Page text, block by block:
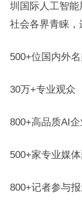
圳国际人工智
社会各界青睐，
500+位国内外
30万+专业观众
800+高品质AI企
500+家专业媒
800+记者参与